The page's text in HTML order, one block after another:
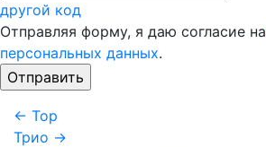
другой код
Отправляя форму, я даю согласие на
персональных данных.
← Тор
Трио →